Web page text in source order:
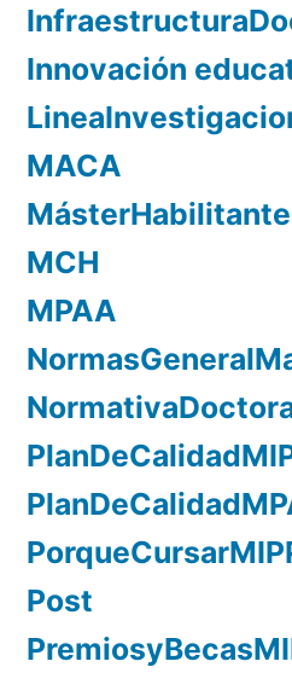
Innovación
MACA
MásterHabilitante
MCH
MPAA
Post